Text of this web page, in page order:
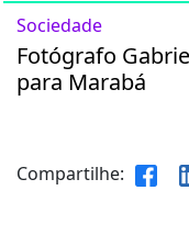
Sociedade
Fotógrafo
para Marabá
Compartilhe: